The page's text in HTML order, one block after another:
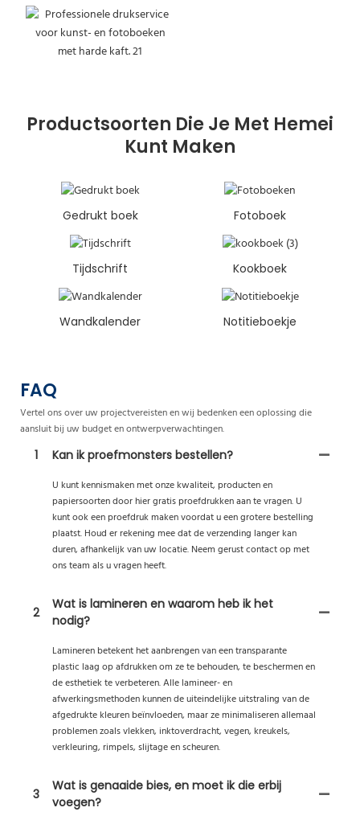
Productsoorten Die Je Met Hemei
Kunt Maken
Gedrukt boek Fotoboek
Tijdschrift Kookboek
Wandkalender Notitieboekje
FAQ
Vertel ons over uw projectvereisten en wij bedenken een oplossing die
aansluit bij uw budget en ontwerpverwachtingen.
1
Kan ik proefmonsters bestellen?
U kunt kennismaken met onze kwaliteit, producten en
papiersoorten door hier gratis proefdrukken aan te vragen. U
kunt ook een proefdruk maken voordat u een grotere bestelling
plaatst. Houd er rekening mee dat de verzending langer kan
duren, afhankelijk van uw locatie. Neem gerust contact op met
ons team als u vragen heeft.
2
Wat is lamineren en waarom heb ik het
nodig?
Lamineren betekent het aanbrengen van een transparante
plastic laag op afdrukken om ze te behouden, te beschermen en
de esthetiek te verbeteren. Alle lamineer- en
afwerkingsmethoden kunnen de uiteindelijke uitstraling van de
afgedrukte kleuren beïnvloeden, maar ze minimaliseren allemaal
problemen zoals vlekken, inktoverdracht, vegen, kreukels,
verkleuring, rimpels, slijtage en scheuren.
3
Wat is genaaide bies, en moet ik die erbij
voegen?